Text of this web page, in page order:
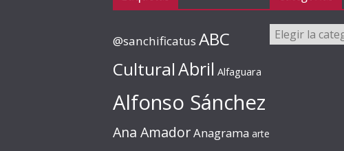
@sanchificatus ABC
CulturalAbril Alfaguara
Alfonso Sánchez
Ana AmadorAnagrama arte
Categorías